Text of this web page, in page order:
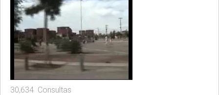
30,634 Consultas